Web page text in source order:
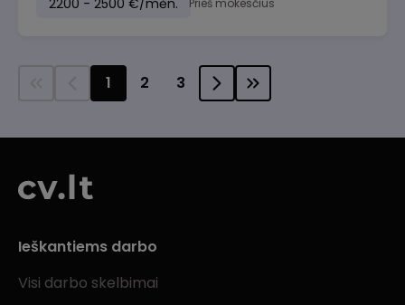
2200 - 2500 €/mėn. Prieš mokesčius
1 2 3
Ieškantiems darbo
Visi darbo skelbimai